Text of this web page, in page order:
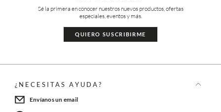
Sé la primera en conocer nuestros nuevos productos, ofertas
especiales, eventos y más.
QUIERO SUSCRIBIRME
¿NECESITAS AYUDA?
Envíanos un email